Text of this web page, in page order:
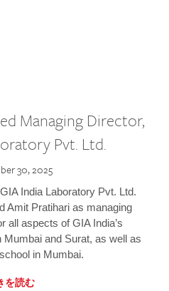
Managing Director,
Pvt. Ltd.
30, 2025
India Laboratory Pvt. Ltd.
Amit Pratihari as managing
all aspects of GIA India’s
and Surat, as well as
in Mumbai.
を読む